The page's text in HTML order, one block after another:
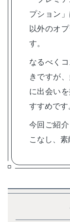
プション
以外のオ
す。
なるべく
きですが
に出会い
すすめです
今回ご紹
こなし、素